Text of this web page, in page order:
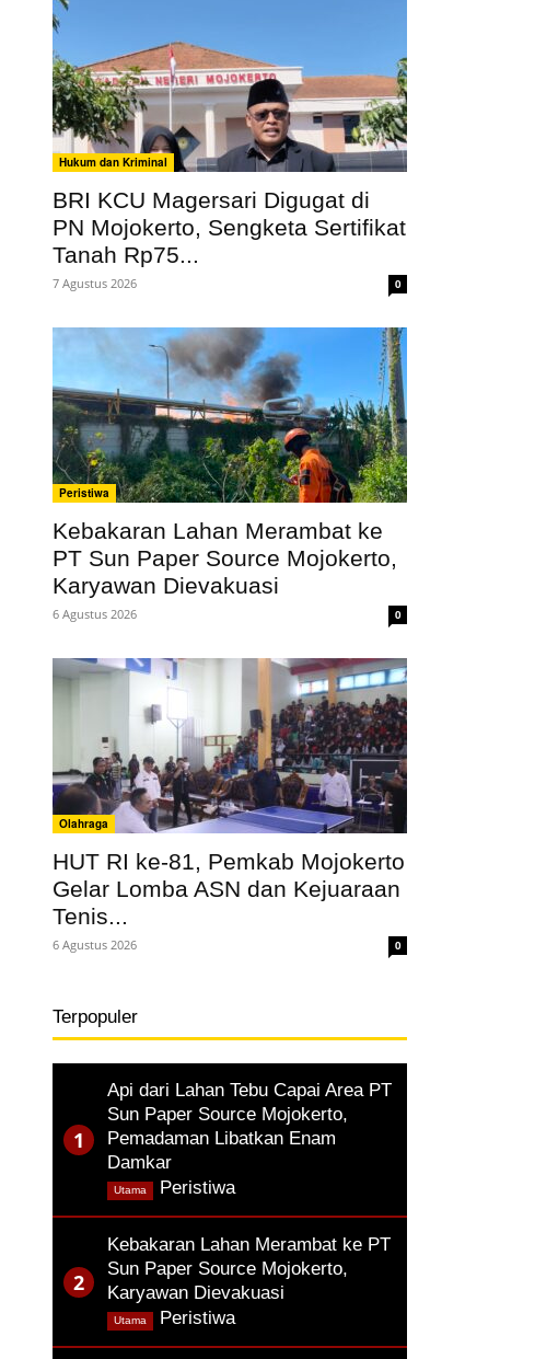
Hukum dan Kriminal
BRI KCU Magersari Digugat di
PN Mojokerto, Sengketa Sertifikat
Tanah Rp75...
7 Agustus 2026 0
Peristiwa
Kebakaran Lahan Merambat ke
PT Sun Paper Source Mojokerto,
Karyawan Dievakuasi
6 Agustus 2026 0
Olahraga
HUT RI ke-81, Pemkab Mojokerto
Gelar Lomba ASN dan Kejuaraan
Tenis...
6 Agustus 2026 0
Terpopuler
Api dari Lahan Tebu Capai Area PT
Sun Paper Source Mojokerto,
Pemadaman Libatkan Enam
Damkar
Peristiwa,
Utama
Kebakaran Lahan Merambat ke PT
Sun Paper Source Mojokerto,
Karyawan Dievakuasi
Peristiwa,
Utama